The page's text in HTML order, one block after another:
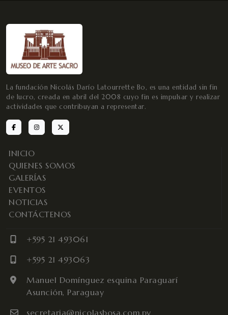
La fundación Nicolás Darío Latourrette Bo, es una entidad sin fin
de lucro, creada en abril del 2008 cuyo fin es impulsar y realizar
actividades que contribuyan a representar.
INICIO
QUIENES SOMOS
GALERÍAS
EVENTOS
NOTICIAS
CONTÁCTENOS
+595 21 493061
+595 21 493063
Manuel Domínguez esquina Paraguarí
Asunción, Paraguay
secretaria@nicolasbosa.com.py